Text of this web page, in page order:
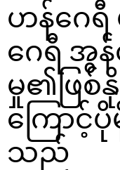
ဟန်ဂေရီ
ဂေရီ အွ
မှု၏ဖြစ်နို
ကြောင့်ပို
သည်